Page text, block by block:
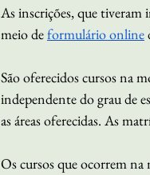
As inscrições, que tiveram
meio de formulário online
São oferecidos cursos na
independente do grau de
as áreas oferecidas. As
Os cursos que ocorrem